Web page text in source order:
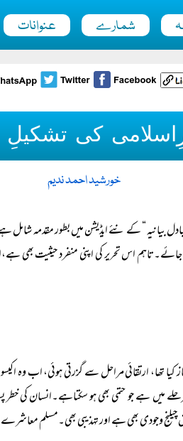
شمارے عنوانات
کی تشکیلِ
خورشید احمد ندیم
بیانیہ “ کے نئے ایڈیشن میں بطور مقدمہ شامل
جائے۔تاہم اس تحریر کی اپنی منفرد
تھا، ارتقائی مراحل سے گزرتی ہوئی، اب وہ
میں ہے جو حتمی بھی ہو سکتاہے۔انسان کی خطر
وجودی بھی ہے اور تہذیبی بھی۔مسلم